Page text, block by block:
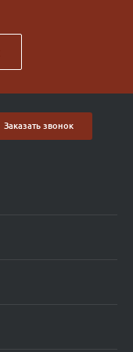
Заказать звонок